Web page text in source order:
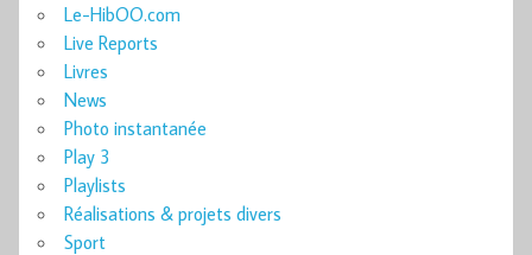
Le-HibOO.com
Live Reports
Livres
News
Photo instantanée
Play 3
Playlists
Réalisations & projets divers
Sport